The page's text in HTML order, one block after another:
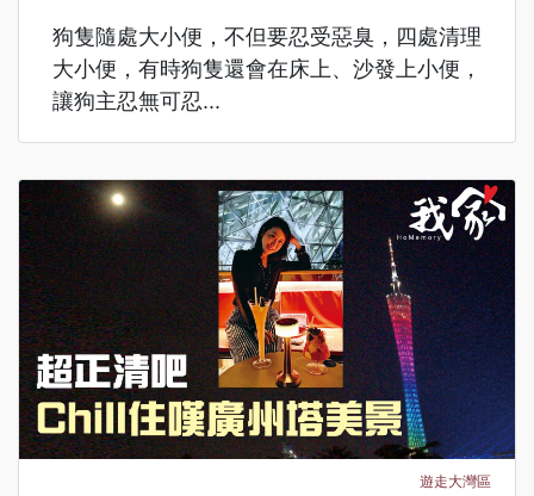
狗隻隨處大小便，不但要忍受惡臭，四處清理
大小便，有時狗隻還會在床上、沙發上小便，
讓狗主忍無可忍...
遊走大灣區